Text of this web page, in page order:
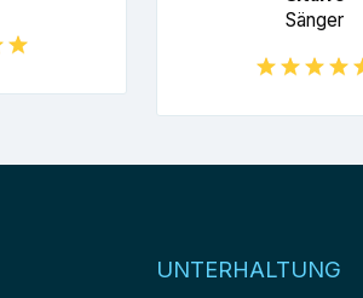
Sänger
UNTERHALTUNG